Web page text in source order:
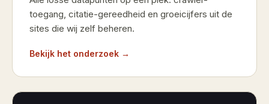
toegang, citatie-gereedheid en groeicijfers uit de
sites die wij zelf beheren.
Bekijk het onderzoek →